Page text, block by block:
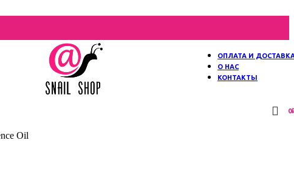
ОПЛАТА И
О НАС
КОНТАКТЫ
0
Oil